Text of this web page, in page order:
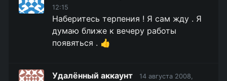
12:15
Наберитесь терпения ! Я сам жду . Я
думаю ближе к вечеру работы
появяться . 👍
Удалённый аккаунт
14 августа 2008,